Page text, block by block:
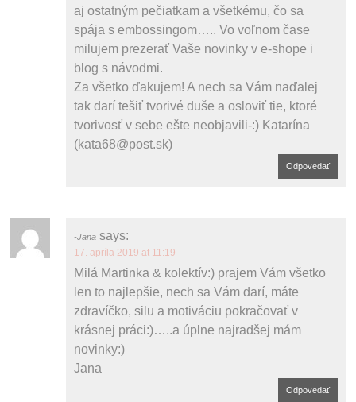
aj ostatným pečiatkam a všetkému, čo sa
spája s embossingom….. Vo voľnom čase
milujem prezerať Vaše novinky v e-shope i
blog s návodmi.
Za všetko ďakujem! A nech sa Vám naďalej
tak darí tešiť tvorivé duše a osloviť tie, ktoré
tvorivosť v sebe ešte neobjavili-:) Katarína
(kata68@post.sk)
Odpovedať
Jana says:
17. apríla 2019 at 11:19
Milá Martinka & kolektív:) prajem Vám všetko
len to najlepšie, nech sa Vám darí, máte
zdravíčko, silu a motiváciu pokračovať v
krásnej práci:)…..a úplne najradšej mám
novinky:)
Jana
Odpovedať